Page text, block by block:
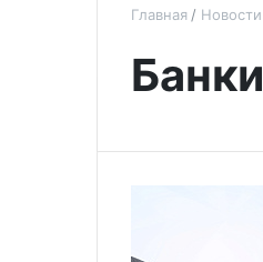
Главная Новости
Банки